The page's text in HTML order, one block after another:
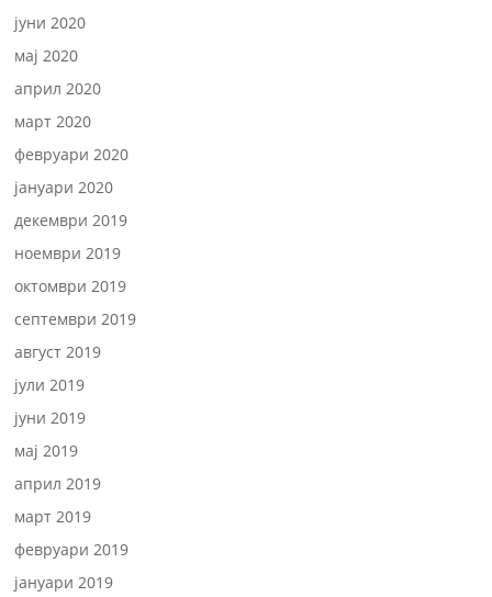
јуни 2020
мај 2020
април 2020
март 2020
февруари 2020
јануари 2020
декември 2019
ноември 2019
октомври 2019
септември 2019
август 2019
јули 2019
јуни 2019
мај 2019
април 2019
март 2019
февруари 2019
јануари 2019